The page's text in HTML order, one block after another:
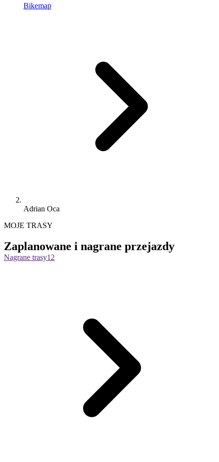
Bikemap
Adrian Oca
MOJE TRASY
Zaplanowane i nagrane przejazdy
Nagrane trasy12